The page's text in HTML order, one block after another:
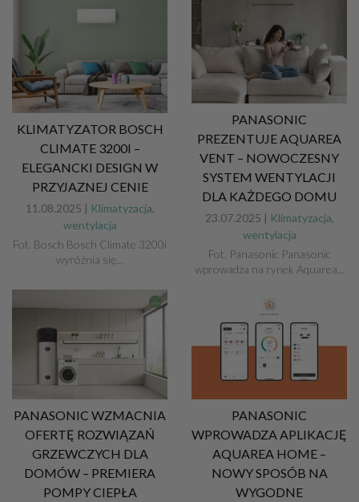
KLIMATYZATOR BOSCH
CLIMATE 3200I –
ELEGANCKI DESIGN W
PRZYJAZNEJ CENIE
11.08.2025 | Klimatyzacja,
wentylacja
Fot. Bosch Bosch Climate 3200i
wyróżnia się...
PANASONIC
PREZENTUJE AQUAREA
VENT – NOWOCZESNY
SYSTEM WENTYLACJI
DLA KAŻDEGO DOMU
23.07.2025 | Klimatyzacja,
wentylacja
Fot. Panasonic Panasonic
wprowadza na rynek Aquarea...
PANASONIC WZMACNIA
OFERTĘ ROZWIĄZAŃ
GRZEWCZYCH DLA
DOMÓW – PREMIERA
POMPY CIEPŁA
PANASONIC
WPROWADZA APLIKACJĘ
AQUAREA HOME –
NOWY SPOSÓB NA
WYGODNE